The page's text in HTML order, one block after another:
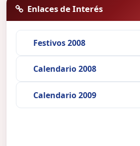
Enlaces de Interés
Festivos 2008
Calendario 2008
Calendario 2009